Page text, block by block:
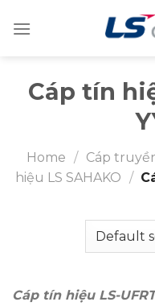
Cáp tín
Home / Cáp
hiệu LS SAHAKO /
Cáp tín hiệu LS-